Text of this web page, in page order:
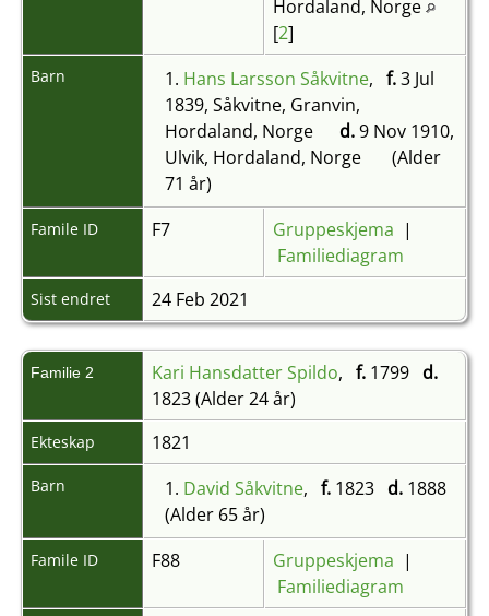
Hordaland, Norge
[2]
Barn 1. Hans Larsson Såkvitne, f.3 Jul
1839, Såkvitne, Granvin,
Hordaland, Norge
d.9 Nov 1910,
Ulvik, Hordaland, Norge
(Alder
71 år)
Famile ID F7 Gruppeskjema |
Familiediagram
Sist endret 24 Feb 2021
Familie 2 Kari Hansdatter Spildo, f.1799 d.
1823 (Alder 24 år)
Ekteskap 1821
Barn 1. David Såkvitne, f.1823 d.1888
(Alder 65 år)
Famile ID F88 Gruppeskjema |
Familiediagram